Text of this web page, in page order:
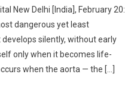
New Delhi [India], February 20:
dangerous yet least
silently, without early
only when it becomes life-
when the aorta — the […]